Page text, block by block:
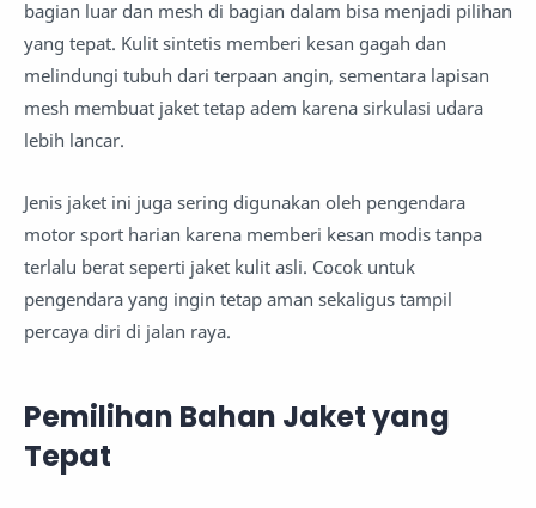
bagian luar dan mesh di bagian dalam bisa menjadi pilihan
yang tepat. Kulit sintetis memberi kesan gagah dan
melindungi tubuh dari terpaan angin, sementara lapisan
mesh membuat jaket tetap adem karena sirkulasi udara
lebih lancar.
Jenis jaket ini juga sering digunakan oleh pengendara
motor sport harian karena memberi kesan modis tanpa
terlalu berat seperti jaket kulit asli. Cocok untuk
pengendara yang ingin tetap aman sekaligus tampil
percaya diri di jalan raya.
Pemilihan Bahan Jaket yang
Tepat